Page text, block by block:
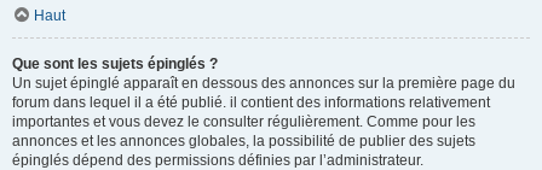
Haut
Que sont les sujets épinglés ?
Un sujet épinglé apparaît en dessous des annonces sur la première page du
forum dans lequel il a été publié. il contient des informations relativement
importantes et vous devez le consulter régulièrement. Comme pour les
annonces et les annonces globales, la possibilité de publier des sujets
épinglés dépend des permissions définies par l’administrateur.